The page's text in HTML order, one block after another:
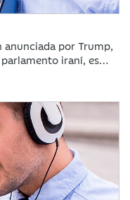
anunciada por Trump,
iraní, es
y romper la racha
una semana que